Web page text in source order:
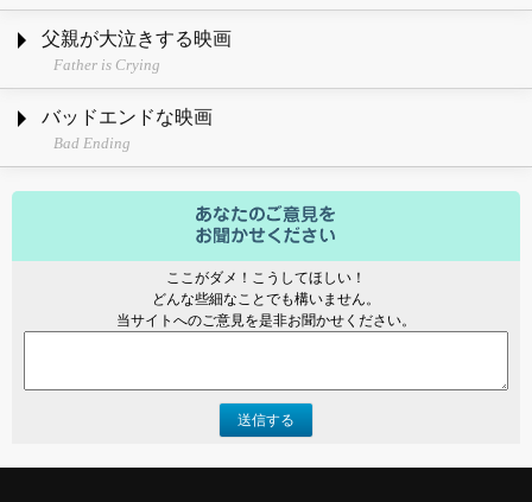
父親が大泣きする映画
Father is Crying
バッドエンドな映画
Bad Ending
ここがダメ！こうしてほしい！
どんな些細なことでも構いません。
当サイトへのご意見を是非お聞かせください。
送信する